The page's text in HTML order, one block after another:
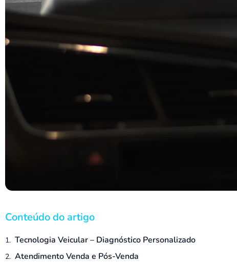
Conteúdo do artigo
Tecnologia Veicular – Diagnóstico Personalizado
Atendimento Venda e Pós-Venda